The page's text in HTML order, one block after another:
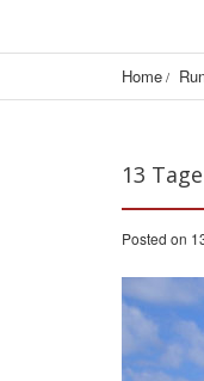
Home
13
Posted on